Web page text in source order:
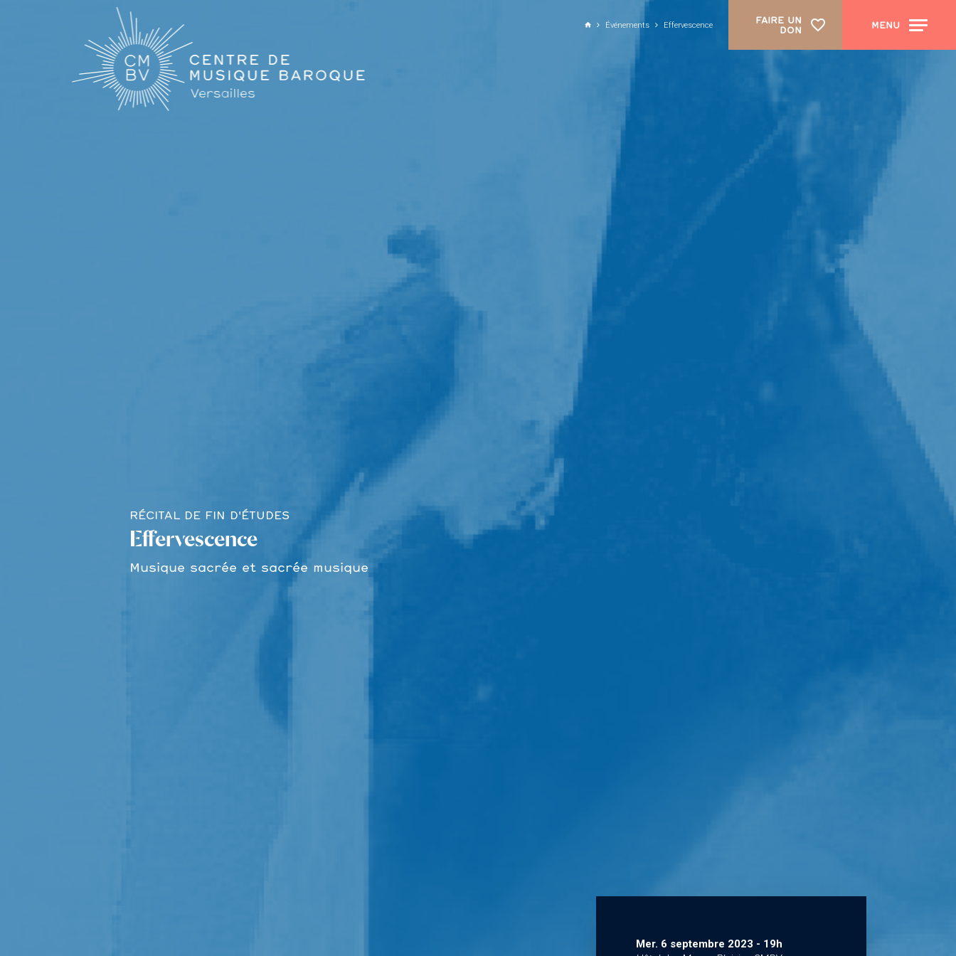
Événements Effervescence
RÉCITAL DE FIN D'ÉTUDES
Effervescence
Musique sacrée et sacrée musique
Mer. 6 septembre 2023 - 19h
FAIRE UN
DON
MENU